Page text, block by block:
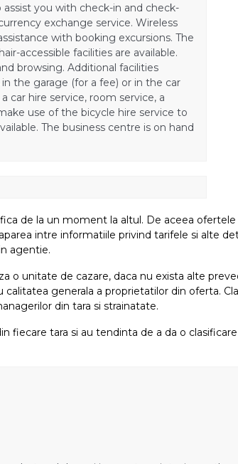
you with check-in and check-
exchange service. Wireless
with booking excursions. The
accessible facilities are available.
browsing. Additional facilities
the garage (for a fee) or in the car
car hire service, room service, a
use of the bicycle hire service to
The business centre is on hand
de la un moment la altul. De aceea
intre informatiile privind tarifele si alte
agentie.
o unitate de cazare, daca nu exista alte
generala a proprietatilor din oferta.
din tara si strainatate.
fiecare tara si au tendinta de a da o